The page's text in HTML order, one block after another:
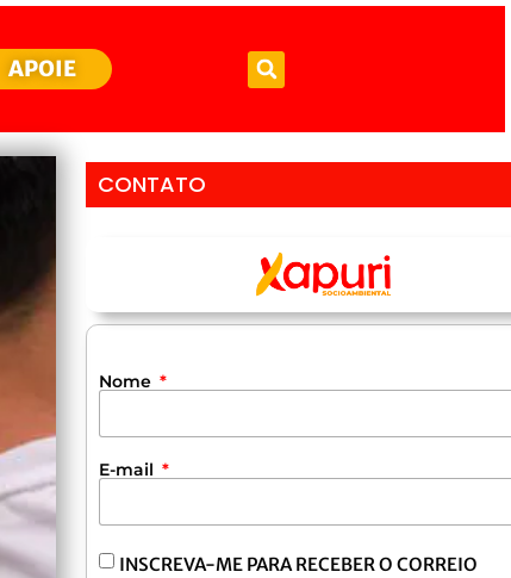
APOIE
CONTATO
Nome
E-mail
INSCREVA-ME PARA RECEBER O CORREIO